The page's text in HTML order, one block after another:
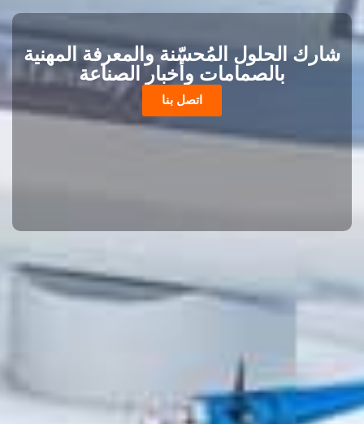
شارك الحلول المُحسّنة والمعرفة المهنية
بالصمامات وأخبار الصناعة
اتصل بنا